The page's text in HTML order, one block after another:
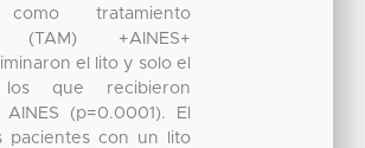
tratamiento
(TAM) +AINES+
el lito y solo el
que recibieron
AINES (p=0.0001). El
pacientes con un lito